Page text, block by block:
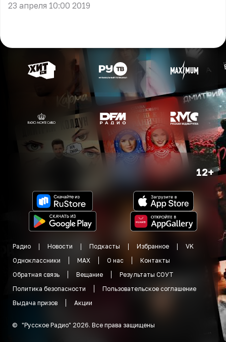
23 апреля 10:00 2019
12+
Радио Новости Подкасты Избранное
VK
Одноклассники
MAX О нас
Контакты
Обратная связь
Вещание
Результаты СОУТ
Политика безопасности
Пользовательское соглашение
Выдача призов
Акции
© "Русское Радио" 2026. Все права защищены